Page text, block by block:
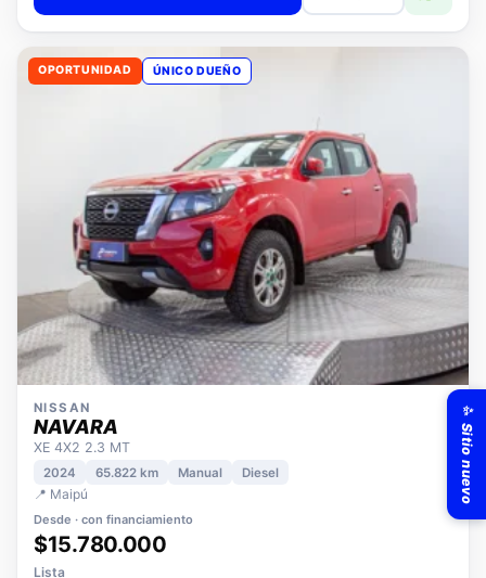
+ Comparar
OPORTUNIDAD
NISSAN
NAVARA
XE 4X2 2.3 MT
2024
📍 Maipú
Desde · con financiamiento
$15.780.000
✨ Sitio nuevo